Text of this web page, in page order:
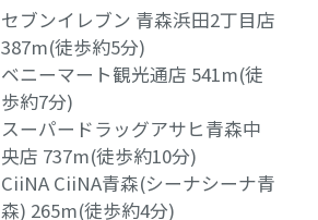
セブンイレブン 青森浜田2丁目店
387m(徒歩約5分)
ベニーマート観光通店 541m(徒
歩約7分)
スーパードラッグアサヒ青森中
央店 737m(徒歩約10分)
CiiNA CiiNA青森(シーナシーナ青
森) 265m(徒歩約4分)